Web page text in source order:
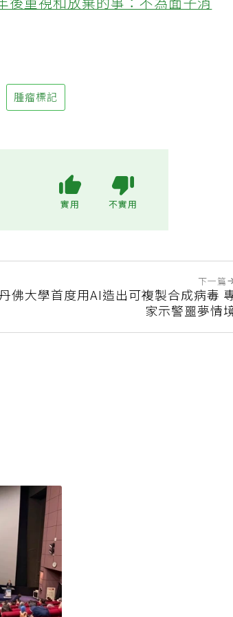
重視和放棄的事：不為面子消
腫瘤標記
下一篇
佛大學首度用AI造出可複製合成病毒
家示警噩夢情